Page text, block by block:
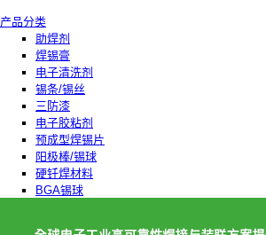
产品分类
助焊剂
焊锡膏
电子清洗剂
锡条/锡丝
三防漆
电子胶粘剂
预成型焊锡片
阳极棒/锡球
硬钎焊材料
BGA锡球